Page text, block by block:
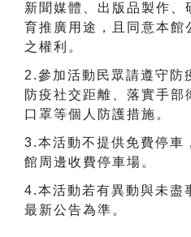
新聞媒體、出版品製作、
育推廣用途，且同意本館
之權利。
2.參加活動民眾請遵守防
防疫社交距離、落實手部
口罩等個人防護措施。
3.本活動不提供免費停車
館周邊收費停車場。
4.本活動若有異動與未盡
最新公告為準。